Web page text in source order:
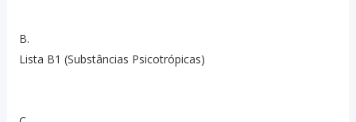
B.
Lista B1 (Substâncias Psicotrópicas)